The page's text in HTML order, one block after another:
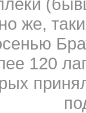
же,
120